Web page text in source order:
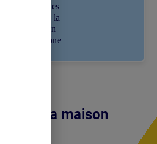
l’intérêt des
la langue, la
la civilisation
et francophone
de ma maison